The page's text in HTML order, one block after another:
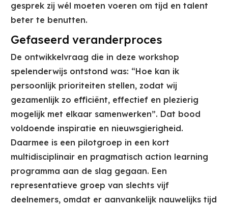
gesprek zij wél moeten voeren om tijd en talent
beter te benutten.
Gefaseerd veranderproces
De ontwikkelvraag die in deze workshop
spelenderwijs ontstond was: “Hoe kan ik
persoonlijk prioriteiten stellen, zodat wij
gezamenlijk zo efficiënt, effectief en plezierig
mogelijk met elkaar samenwerken”. Dat bood
voldoende inspiratie en nieuwsgierigheid.
Daarmee is een pilotgroep in een kort
multidisciplinair en pragmatisch action learning
programma aan de slag gegaan. Een
representatieve groep van slechts vijf
deelnemers, omdat er aanvankelijk nauwelijks tijd